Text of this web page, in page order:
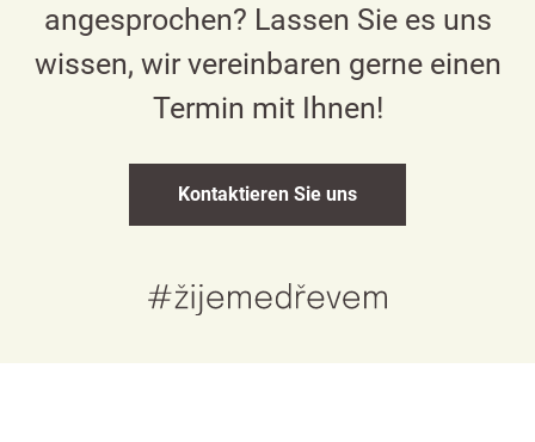
angesprochen? Lassen Sie es uns
wissen, wir vereinbaren gerne einen
Termin mit Ihnen!
Kontaktieren Sie uns